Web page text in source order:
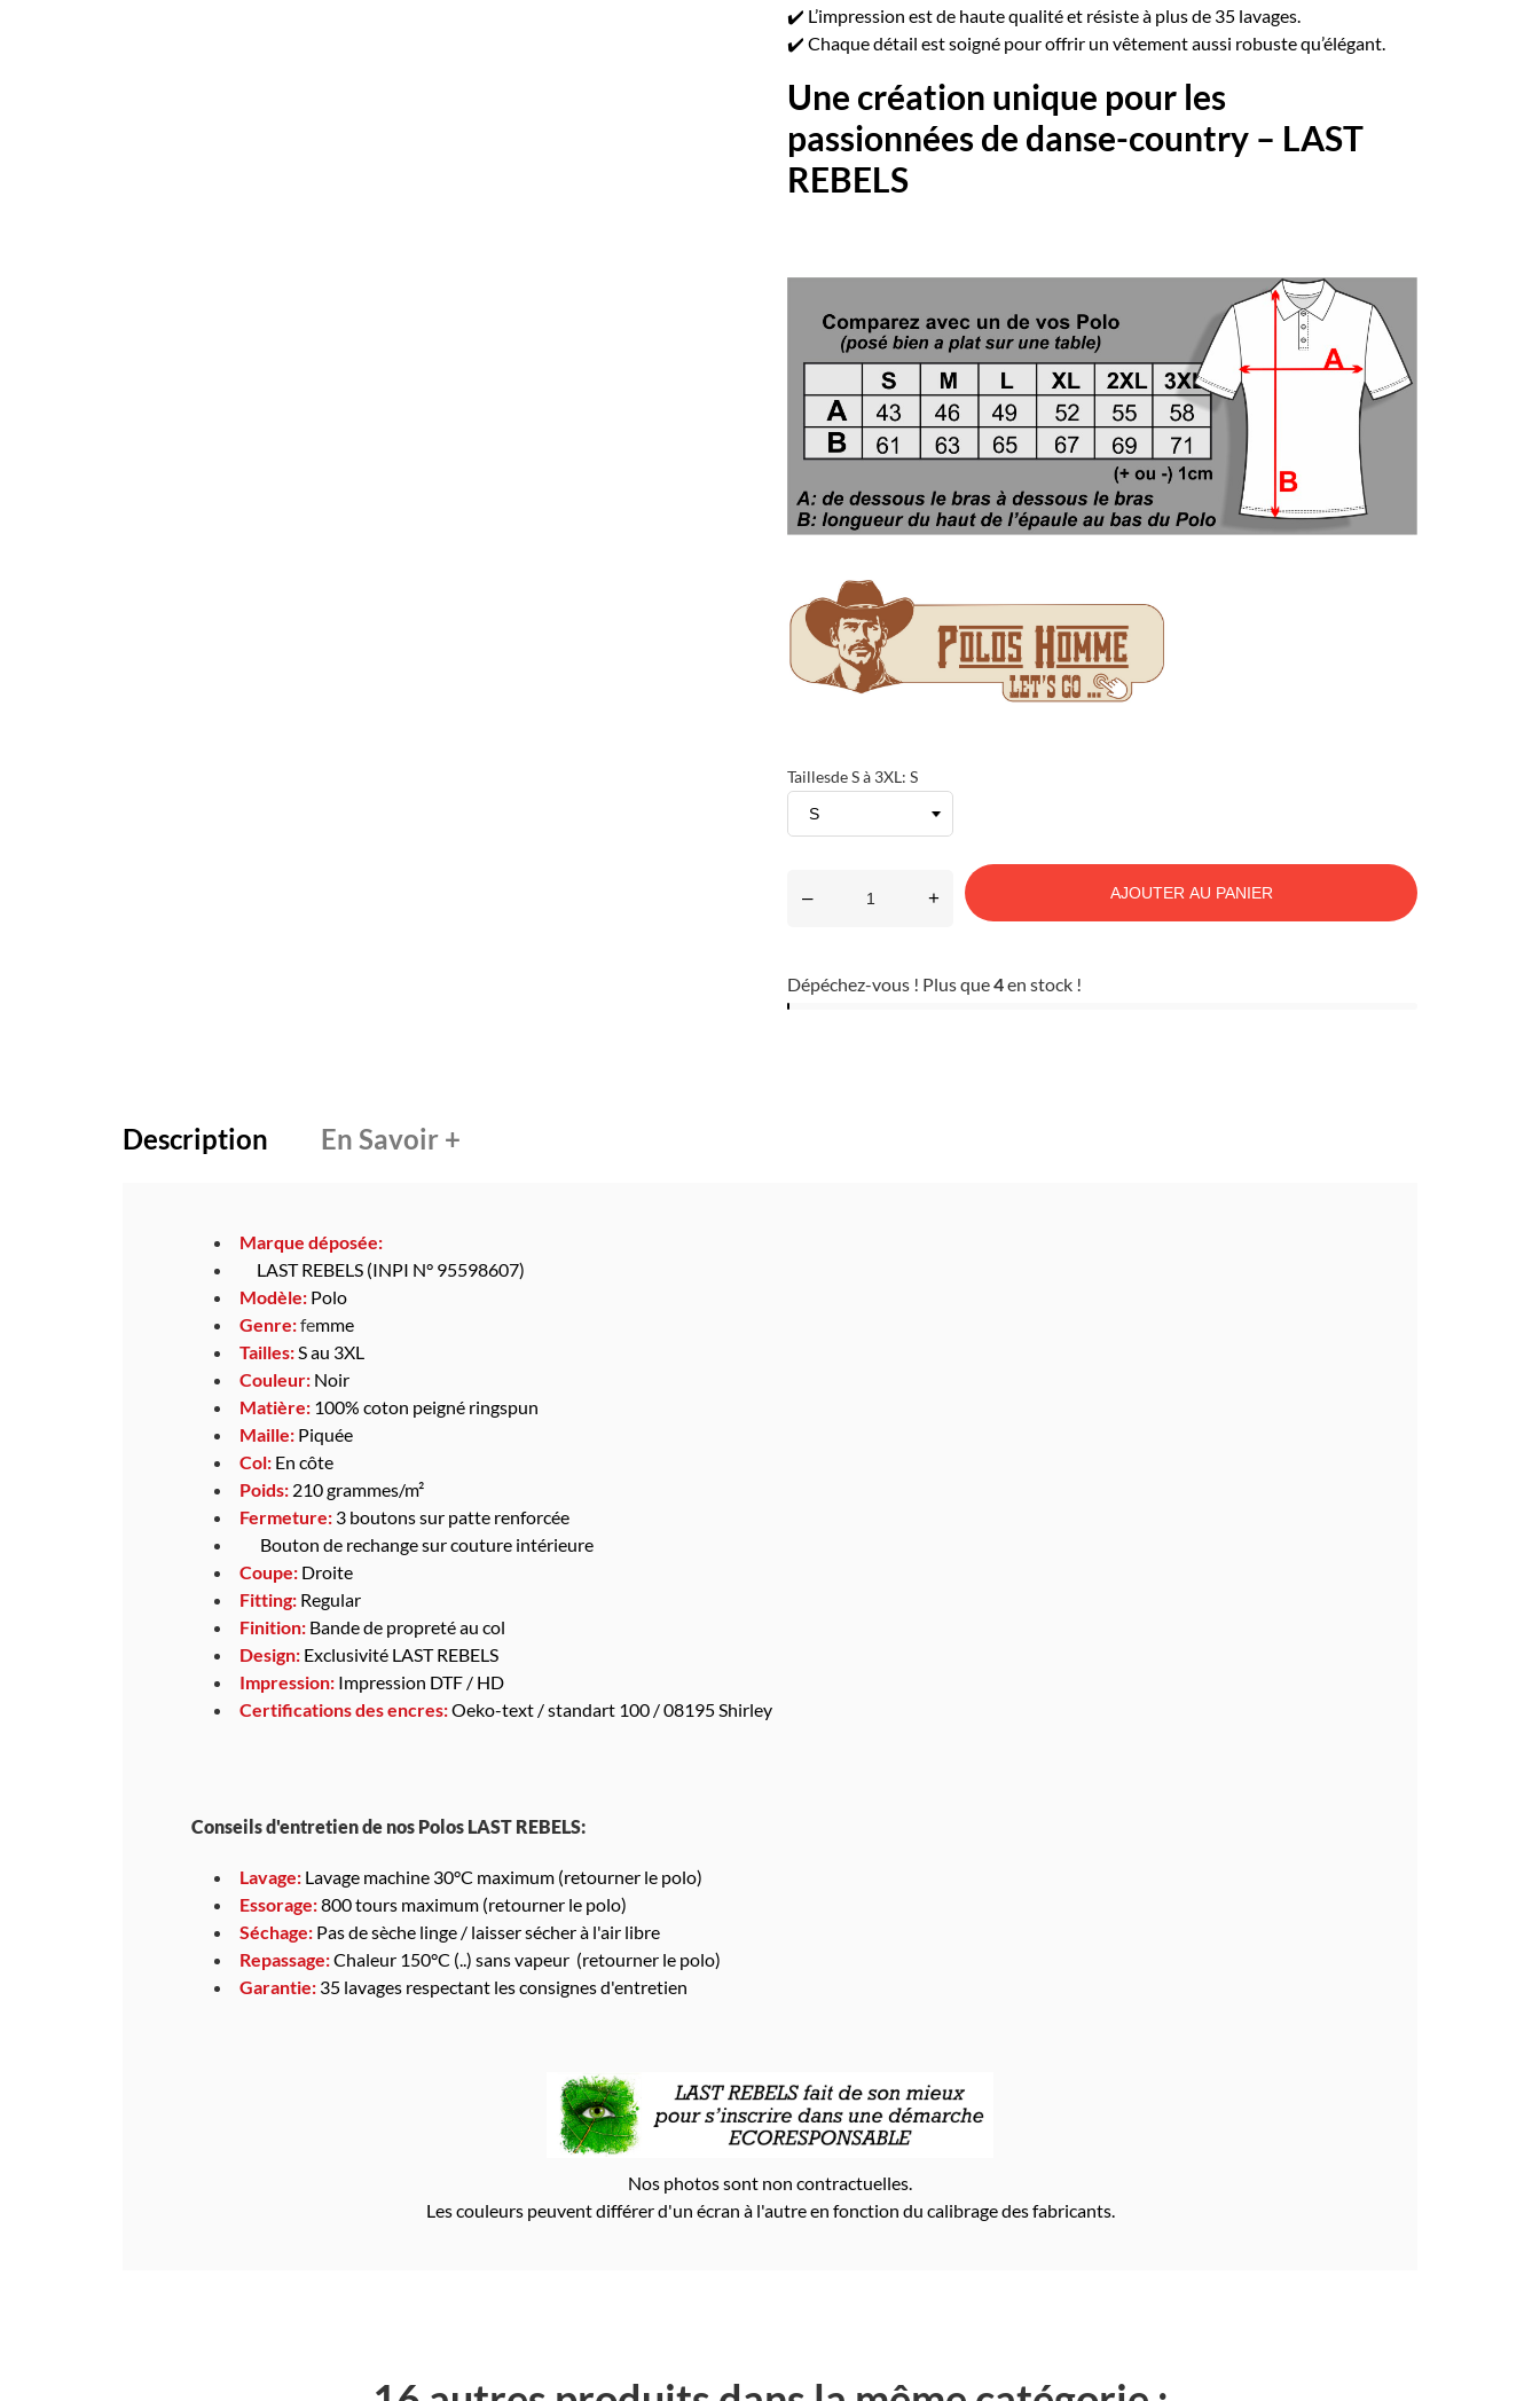
✔️ L’impression est de haute qualité et résiste à plus de 35 lavages.
✔️ Chaque détail est soigné pour offrir un vêtement aussi robuste qu’élégant.
Une création unique pour les
passionnées de danse-country – LAST
REBELS
Taillesde S à 3XL: S
– + AJOUTER AU PANIER
Dépéchez-vous ! Plus que4en stock !
Description En Savoir +
Marque déposée:
LAST REBELS (INPI N° 95598607)
Modèle: Polo
Genre:femme
Tailles:S au 3XL
Couleur: Noir
Matière: 100% coton peigné ringspun
Maille: Piquée
Col: En côte
Poids: 210 grammes/m²
Fermeture: 3 boutons sur patte renforcée
Bouton de rechange sur couture intérieure
Coupe: Droite
Fitting: Regular
Finition: Bande de propreté au col
Design: Exclusivité LAST REBELS
Impression: Impression DTF / HD
Certifications des encres:Oeko-text / standart 100 / 08195 Shirley
Conseils d'entretien de nos Polos LAST REBELS:
Lavage: Lavage machine 30°C maximum (retourner le polo)
Essorage:800 tours maximum (retourner le polo)
Séchage: Pas de sèche linge / laisser sécher à l'air libre
Repassage:Chaleur 150°C (..) sans vapeur (retourner le polo)
Garantie: 35 lavages respectant les consignes d'entretien
Nos photos sont non contractuelles.
Les couleurs peuvent différer d'un écran à l'autre en fonction du calibrage des fabricants.